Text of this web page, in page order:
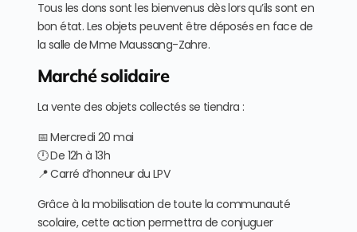
Tous les dons sont les bienvenus dès lors qu’ils sont en
bon état. Les objets peuvent être déposés en face de
la salle de Mme Maussang-Zahre.
Marché solidaire
La vente des objets collectés se tiendra :
📅 Mercredi 20 mai
🕛 De 12h à 13h
📍 Carré d’honneur du LPV
Grâce à la mobilisation de toute la communauté
scolaire, cette action permettra de conjuguer